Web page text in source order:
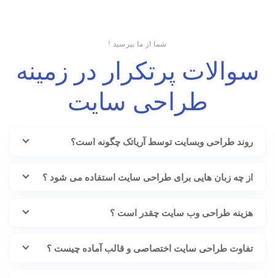
شما از ما بپرسید !
سوالات پرتکرار در زمینه
طراحی سایت
روند طراحی وبسایت توسط آریاتک چگونه است؟
از چه زبان هایی برای طراحی سایت استفاده می شود ؟
هزینه طراحی وب سایت چقدر است ؟
تفاوت طراحی سایت اختصاصی و قالب آماده چیست ؟